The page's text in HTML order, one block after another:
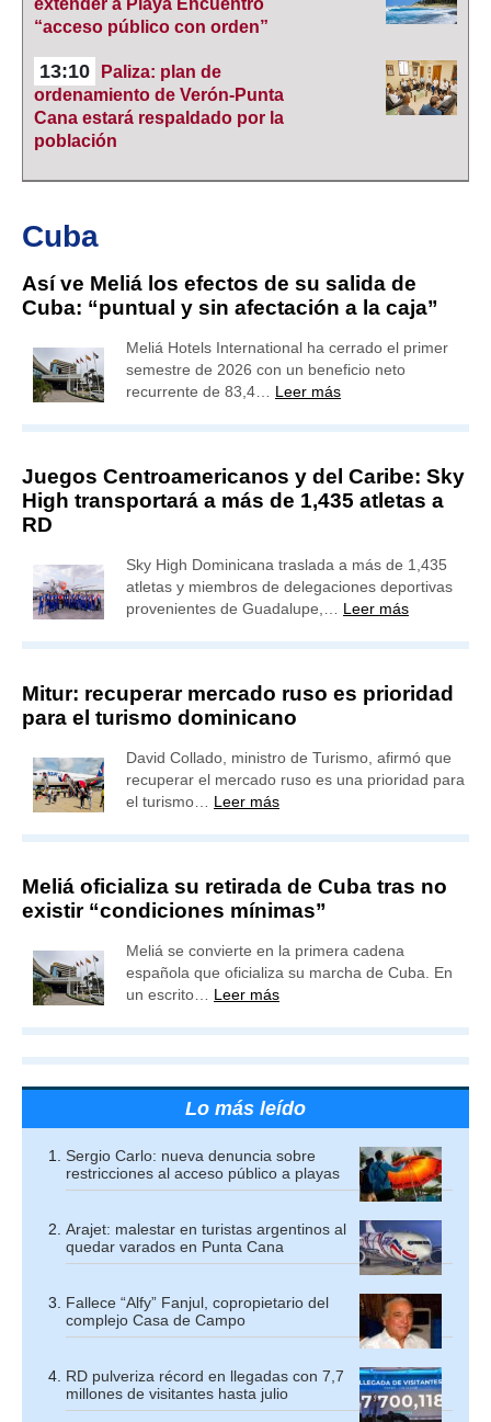
extender a Playa Encuentro
“acceso público con orden”
13:10
Paliza: plan de
ordenamiento de Verón-Punta
Cana estará respaldado por la
población
Cuba
Así ve Meliá los efectos de su salida de
Cuba: “puntual y sin afectación a la caja”
Meliá Hotels International ha cerrado el primer
semestre de 2026 con un beneficio neto
recurrente de 83,4… Leer más
Juegos Centroamericanos y del Caribe: Sky
High transportará a más de 1,435 atletas a
RD
Sky High Dominicana traslada a más de 1,435
atletas y miembros de delegaciones deportivas
provenientes de Guadalupe,… Leer más
Mitur: recuperar mercado ruso es prioridad
para el turismo dominicano
David Collado, ministro de Turismo, afirmó que
recuperar el mercado ruso es una prioridad para
el turismo… Leer más
Meliá oficializa su retirada de Cuba tras no
existir “condiciones mínimas”
Meliá se convierte en la primera cadena
española que oficializa su marcha de Cuba. En
un escrito… Leer más
Lo más leído
Sergio Carlo: nueva denuncia sobre
restricciones al acceso público a playas
Arajet: malestar en turistas argentinos al
quedar varados en Punta Cana
Fallece “Alfy” Fanjul, copropietario del
complejo Casa de Campo
RD pulveriza récord en llegadas con 7,7
millones de visitantes hasta julio